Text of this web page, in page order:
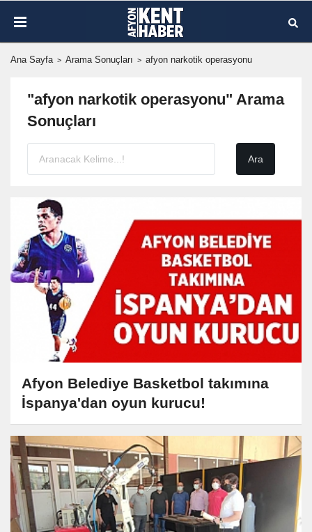
Ana Sayfa Arama Sonuçları afyon narkotik operasyonu
"afyon narkotik operasyonu" Arama
Sonuçları
Afyon Belediye Basketbol takımına
İspanya'dan oyun kurucu!